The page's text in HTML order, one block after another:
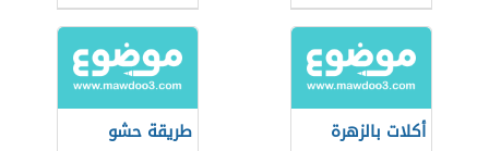
أكلات بالزهرة
طريقة حشو